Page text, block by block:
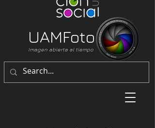
Imagen abierta al tiempo
UAMFoto